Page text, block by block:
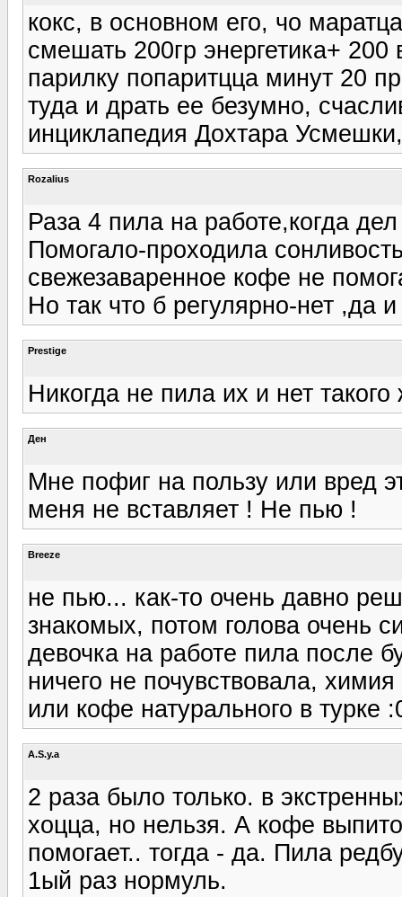
кокс, в основном его, чо
смешать 200гр энергетика+
парилку попаритцца минут 20
туда и драть ее безумно,
инциклапедия Дохтара
Rozalius
Раза 4 пила на работе,когда
Помогало-проходила
свежезаваренное кофе не
Но так что б регулярно-нет ,да
Prestige
Никогда не пила их и нет
Ден
Мне пофиг на пользу или вред
меня не вставляет ! Не пью !
Breeze
не пью... как-то очень давно
знакомых, потом голова очень
девочка на работе пила после
ничего не почувствовала,
или кофе натурального в турке
A.S.y.a
2 раза было только. в
хоцца, но нельзя. А кофе
помогает.. тогда - да. Пила
1ый раз нормуль.